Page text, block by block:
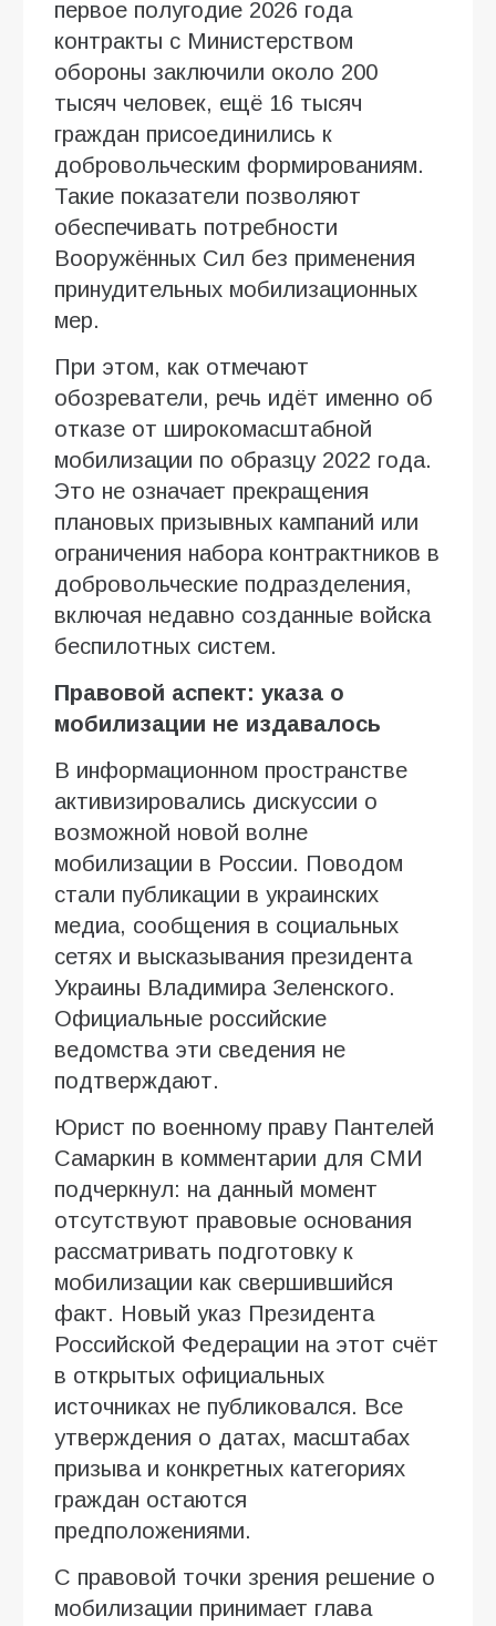
первое полугодие 2026 года
контракты с Министерством
обороны заключили около 200
тысяч человек, ещё 16 тысяч
граждан присоединились к
добровольческим формированиям.
Такие показатели позволяют
обеспечивать потребности
Вооружённых Сил без применения
принудительных мобилизационных
мер.
При этом, как отмечают
обозреватели, речь идёт именно об
отказе от широкомасштабной
мобилизации по образцу 2022 года.
Это не означает прекращения
плановых призывных кампаний или
ограничения набора контрактников в
добровольческие подразделения,
включая недавно созданные войска
беспилотных систем.
Правовой аспект: указа о
мобилизации не издавалось
В информационном пространстве
активизировались дискуссии о
возможной новой волне
мобилизации в России. Поводом
стали публикации в украинских
медиа, сообщения в социальных
сетях и высказывания президента
Украины Владимира Зеленского.
Официальные российские
ведомства эти сведения не
подтверждают.
Юрист по военному праву Пантелей
Самаркин в комментарии для СМИ
подчеркнул: на данный момент
отсутствуют правовые основания
рассматривать подготовку к
мобилизации как свершившийся
факт. Новый указ Президента
Российской Федерации на этот счёт
в открытых официальных
источниках не публиковался. Все
утверждения о датах, масштабах
призыва и конкретных категориях
граждан остаются
предположениями.
С правовой точки зрения решение о
мобилизации принимает глава